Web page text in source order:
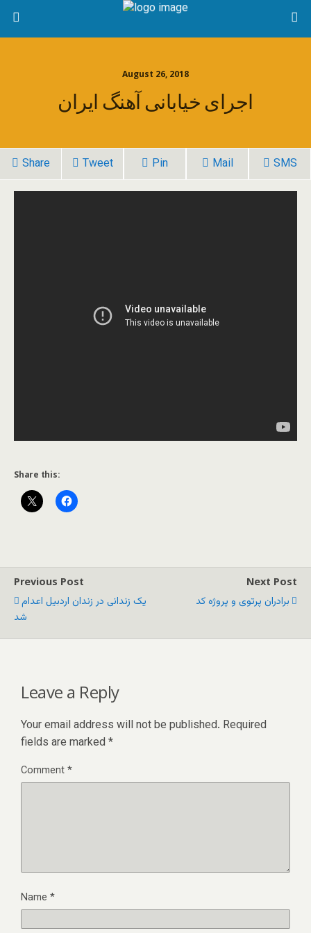
August 26, 2018
اجرای خیابانی آهنگ ایران
Share Tweet Pin Mail SMS
Share this:
Previous Post
یک زندانی در زندان اردبیل اعدام
شد
Next Post
برادران پرتوی و پروژه کد
Leave a Reply
Your email address will not be published. Required
fields are marked *
Comment*
Name *